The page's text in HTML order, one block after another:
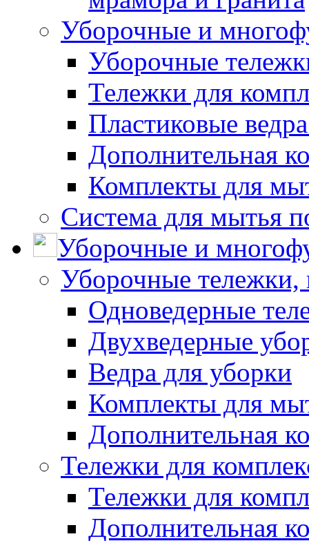
Уборочные и
Уборочные
Тележки для
Пластиковые
Дополнительная
Комплекты для
Система для мытья
Уборочные и
Уборочные тележки,
Одноведерные
Двухведерные
Ведра для уборки
Комплекты для
Дополнительная
Тележки для
Тележки для
Дополнительная